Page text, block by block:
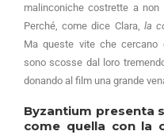
malinconiche costrette a
Perché, come dice Clara, la
Ma queste vite che cercano
sono scosse dal loro
donando al film una grande
Byzantium presenta
come quella con la